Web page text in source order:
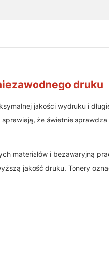
druku
jakości wydruku i
że świetnie sprawdza
materiałów i bezawaryjną
jakość druku. Tonery